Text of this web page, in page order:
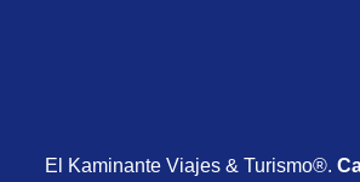
El Kaminante Viajes & Turismo®.